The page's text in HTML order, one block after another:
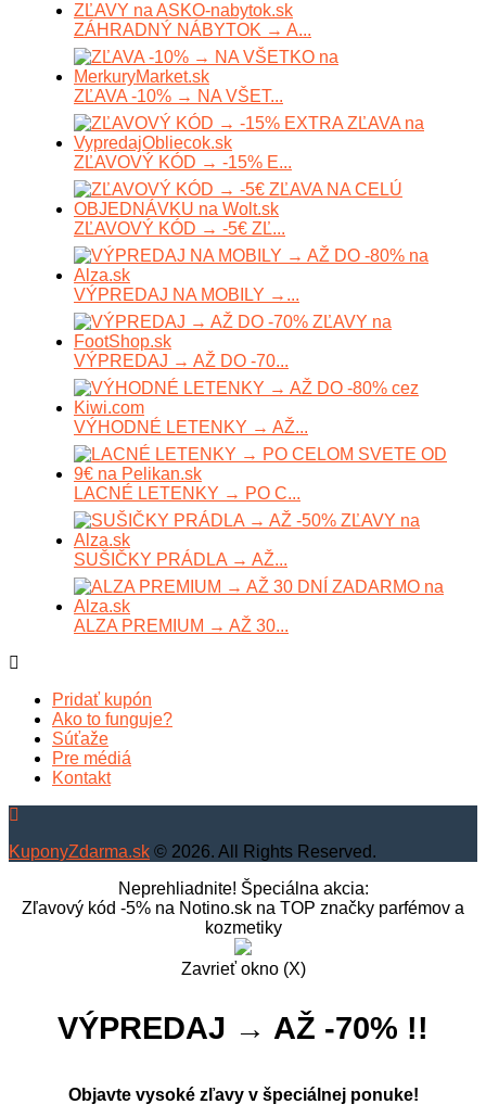
ZÁHRADNÝ NÁBYTOK → A...
ZĽAVA -10% → NA VŠET...
ZĽAVOVÝ KÓD → -15% E...
ZĽAVOVÝ KÓD → -5€ ZĽ...
VÝPREDAJ NA MOBILY →...
VÝPREDAJ → AŽ DO -70...
VÝHODNÉ LETENKY → AŽ...
LACNÉ LETENKY → PO C...
SUŠIČKY PRÁDLA → AŽ...
ALZA PREMIUM → AŽ 30...
Pridať kupón
Ako to funguje?
Súťaže
Pre médiá
Kontakt
KuponyZdarma.sk © 2026. All Rights Reserved.
Neprehliadnite! Špeciálna akcia:
Zľavový kód -5% na Notino.sk na TOP značky parfémov a
kozmetiky
Zavrieť okno (X)
VÝPREDAJ → AŽ -70% !!
Objavte vysoké zľavy v špeciálnej ponuke!